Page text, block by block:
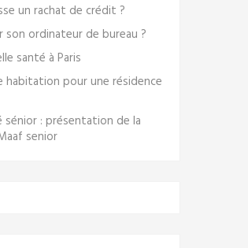
un rachat de crédit ?
son ordinateur de bureau ?
santé à Paris
habitation pour une résidence
sénior : présentation de la
senior